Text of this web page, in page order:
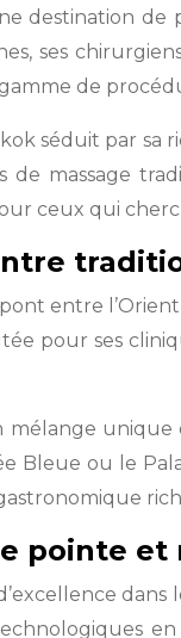
destination
ses
de
séduit par
de massage
ceux qui
entre
pour ses
mélange
Bleue ou le
pointe